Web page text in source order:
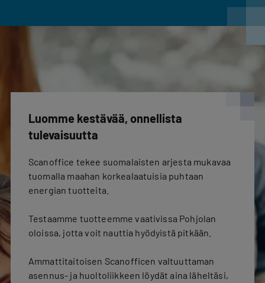
Luomme kestävää, onnellista
tulevaisuutta
Scanoffice tekee suomalaisten arjesta mukavaa
tuomalla maahan korkealaatuisia puhtaan
energian tuotteita.
Testaamme tuotteemme vaativissa Pohjolan
oloissa, jotta voit nauttia hyödyistä pitkään.
Ammattitaitoisen Scanofficen valtuuttaman
asennus- ja huoltoliikkeen löydät aina läheltäsi,